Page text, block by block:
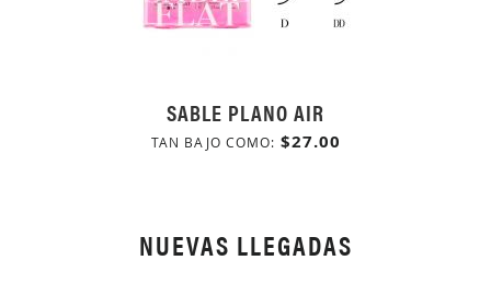
SABLE PLANO AIR
TAN BAJO COMO $27.00
NUEVAS LLEGADAS